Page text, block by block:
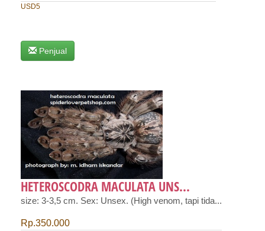
USD5
Penjual
HETEROSCODRA MACULATA UNS...
size: 3-3,5 cm. Sex: Unsex. (High venom, tapi tida...
Rp.350.000